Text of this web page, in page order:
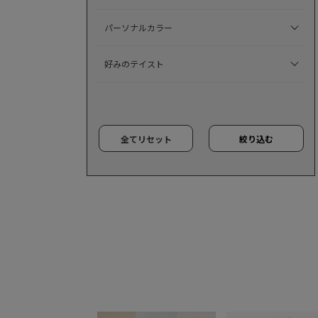
パーソナルカラー
好みのテイスト
全てリセット 絞り込む